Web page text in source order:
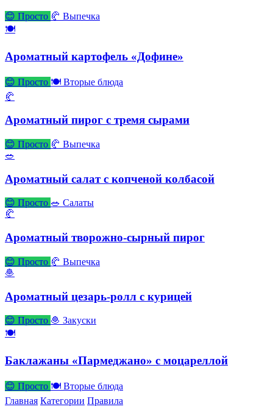
😊 Просто 🥐 Выпечка
🍽
Ароматный картофель «Дофине»
😊 Просто 🍽 Вторые блюда
🥐
Ароматный пирог с тремя сырами
😊 Просто 🥐 Выпечка
🥗
Ароматный салат с копченой колбасой
😊 Просто 🥗 Салаты
🥐
Ароматный творожно-сырный пирог
😊 Просто 🥐 Выпечка
🧆
Ароматный цезарь-ролл с курицей
😊 Просто 🧆 Закуски
🍽
Баклажаны «Пармеджано» с моцареллой
😊 Просто 🍽 Вторые блюда
Главная Категории Правила